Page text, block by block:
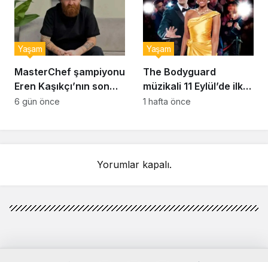
MasterChef şampiyonu
Eren Kaşıkçı’nın son
anlarındaki kahreden
Yaşam
6 gün önce
The Bodyguard
müzikali 11 Eylül’de ilk
kez Türkiye’de
Yaşam
1 hafta önce
Yorumlar kapalı.